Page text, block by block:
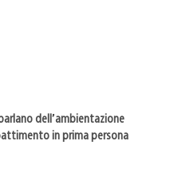
dell’ambientazione
in prima persona